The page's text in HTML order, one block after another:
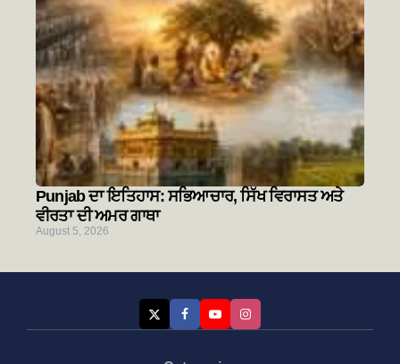
Punjab ਦਾ ਇਤਿਹਾਸ: ਸਭਿਆਚਾਰ, ਸਿੱਖ ਵਿਰਾਸਤ ਅਤੇ
ਵੀਰਤਾ ਦੀ ਅਮਰ ਗਾਥਾ
August 5, 2026